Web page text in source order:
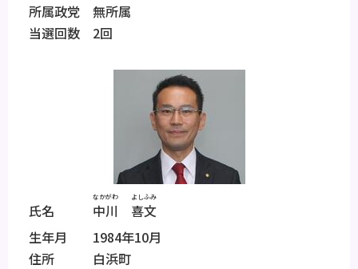
所属政党 無所属
当選回数 2回
氏名 中川
なかがわ
喜文
よしふみ
生年月 1984年10月
住所 白浜町